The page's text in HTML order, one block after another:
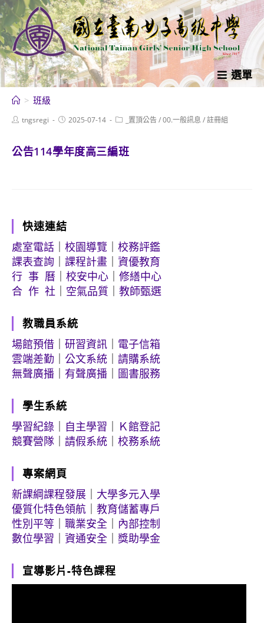
跳
轉
至
主
要
內
選單
> 班級
Posttngsregi
Post2025-07-14
Post _置頂公告/00.一般訊息 /註冊組
公告114學年度高三編班
快速連結
處室電話
校園導覽
校務評鑑
課表查詢
課程計畫
資優教育
行 事 曆
校安中心
修繕中心
合 作 社
空氣品質 教師甄選
教職員系統
場館預借
研習資訊
電子信箱
雲端差勤
公文系統
請購系統
無聲廣播
有聲廣播 圖書服務
學生系統
學習紀錄
自主學習
Ｋ館登記
競賽營隊
請假系統 校務系統
專案網頁
新課綱課程發展
大學多元入學
優質化特色領航
教育儲蓄專戶
性別平等
職業安全
內部控制
數位學習
資通安全 獎助學金
宣導影片-特色課程